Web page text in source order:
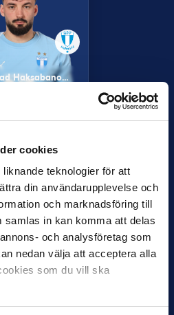
cookies
teknologier för att
din användarupplevelse och
och marknadsföring till
samlas in kan komma att delas
och analysföretag som
nedan välja att acceptera alla
som du vill ska
Haksabanovic
BÄSTA